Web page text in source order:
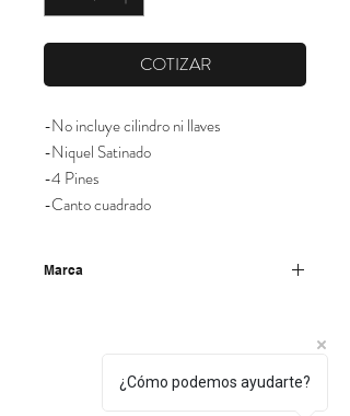
COTIZAR
-No incluye cilindro ni llaves
-Niquel Satinado
-4 Pines
-Canto cuadrado
Marca
¿Cómo podemos ayudarte?